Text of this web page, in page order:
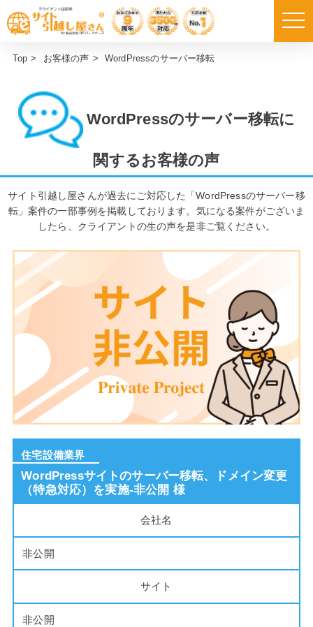
Top > お客様の声 > WordPressのサーバー移転
WordPressのサーバー移転に
関するお客様の声
サイト引越し屋さんが過去にご対応した「WordPressのサーバー移
転」案件の一部事例を掲載しております。気になる案件がございま
したら、クライアントの生の声を是非ご覧ください。
住宅設備業界
WordPressサイトのサーバー移転、ドメイン変更
（特急対応）を実施-非公開 様
会社名
非公開
サイト
非公開